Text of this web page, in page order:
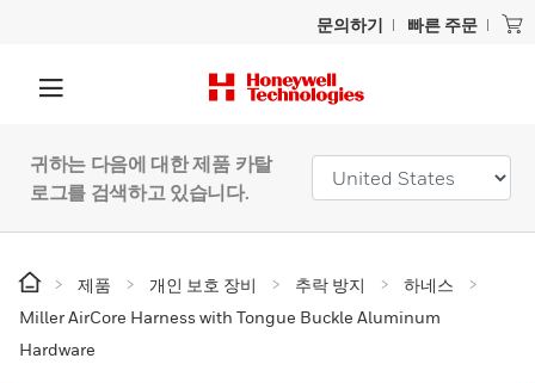
문의하기 빠른 주문
귀하는 다음에 대한 제품 카탈
로그를 검색하고 있습니다.
제품 개인 보호 장비 추락 방지
하네스
Miller AirCore Harness with Tongue Buckle Aluminum
Hardware